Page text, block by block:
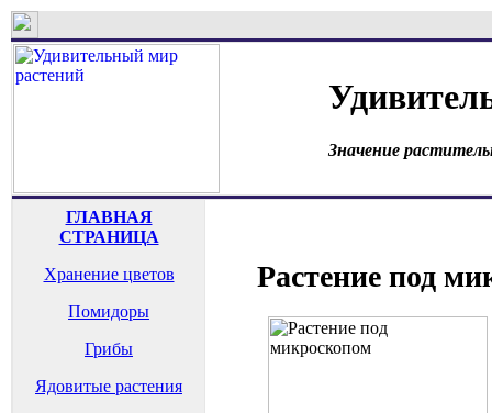
Значение
ГЛАВНАЯ
СТРАНИЦА
Хранение цветов
Помидоры
Грибы
Ядовитые растения
Растение под